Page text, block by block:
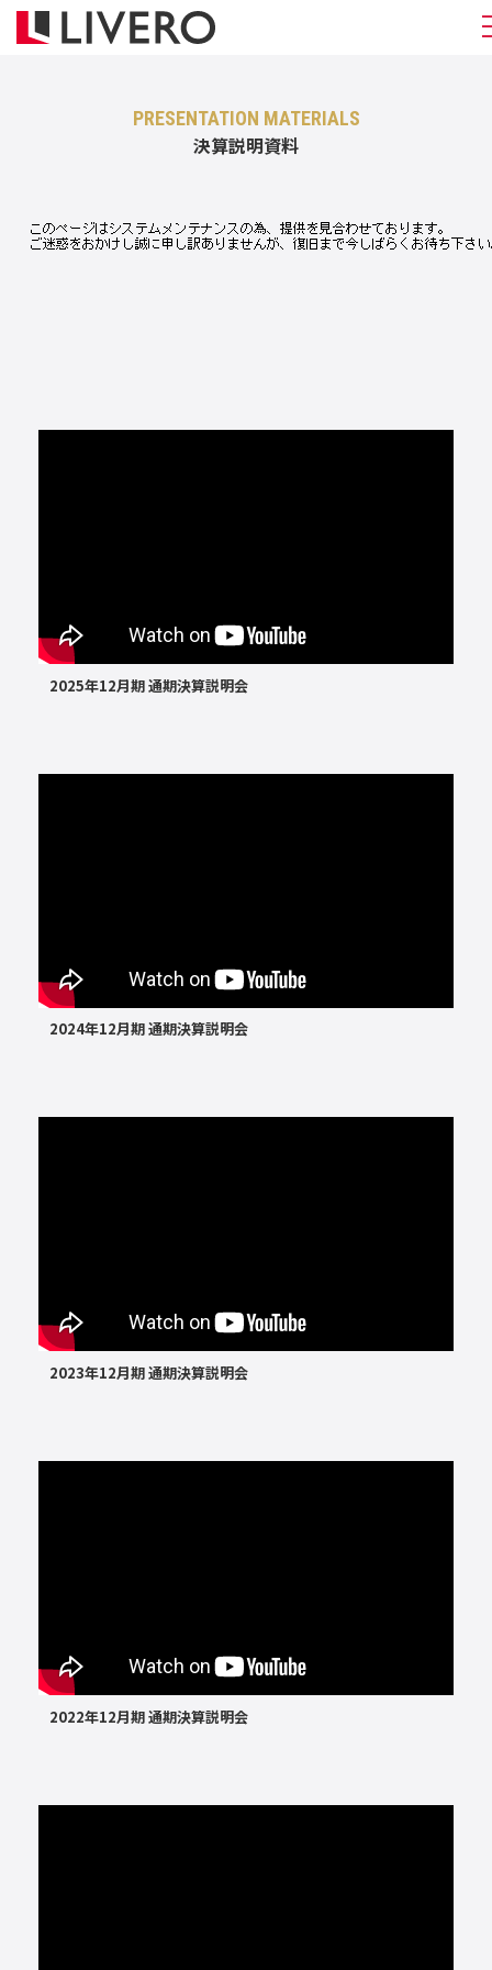
PRESENTATION MATERIALS
決算説明資料
2025年12月期 通期決算説明会
2024年12月期 通期決算説明会
2023年12月期 通期決算説明会
2022年12月期 通期決算説明会